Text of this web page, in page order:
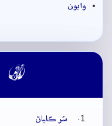
وايون

سُر ڪلياڻ